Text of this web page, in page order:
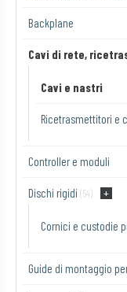
Backplane
Cavi di rete,
Cavi e nastri
Ricetrasmettitori e
Controller e moduli
Dischi rigidi (54)
Cornici e custodie
Guide di montaggio